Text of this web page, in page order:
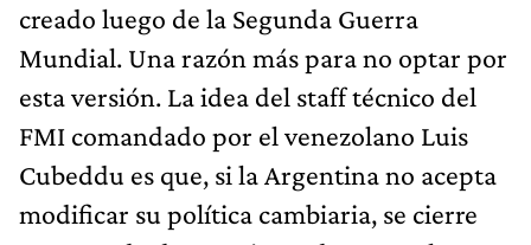
creado luego de la Segunda Guerra
Mundial. Una razón más para no optar por
esta versión. La idea del staff técnico del
FMI comandado por el venezolano Luis
Cubeddu es que, si la Argentina no acepta
modificar su política cambiaria, se cierre